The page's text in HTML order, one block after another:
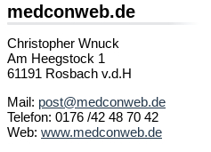
medconweb.de
Christopher Wnuck
Am Heegstock 1
61191 Rosbach v.d.H
Mail: post@medconweb.de
Telefon: 0176 /42 48 70 42
Web: www.medconweb.de